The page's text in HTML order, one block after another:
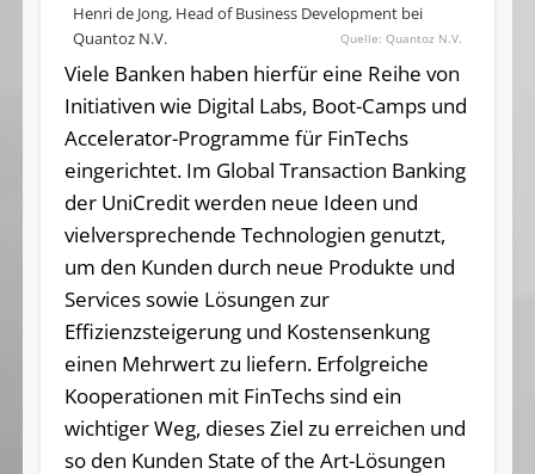
Henri de Jong, Head of Business Development bei
Quantoz N.V.
Quantoz N.V.
Viele Banken haben hierfür eine Reihe von
Initiativen wie Digital Labs, Boot-Camps und
Accelerator-Programme für FinTechs
eingerichtet. Im Global Transaction Banking
der UniCredit werden neue Ideen und
vielversprechende Technologien genutzt,
um den Kunden durch neue Produkte und
Services sowie Lösungen zur
Effizienzsteigerung und Kostensenkung
einen Mehrwert zu liefern. Erfolgreiche
Kooperationen mit FinTechs sind ein
wichtiger Weg, dieses Ziel zu erreichen und
so den Kunden State of the Art-Lösungen